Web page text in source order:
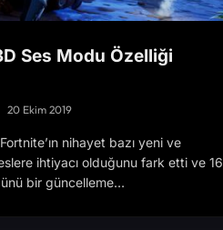
Ses Modu Özelliği
20 Ekim 2019
nihayet bazı yeni ve
ihtiyacı olduğunu fark etti ve 16
bir güncelleme…